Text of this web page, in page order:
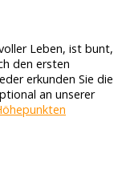
Leben, ist bunt,
den ersten
erkunden Sie die
an unserer